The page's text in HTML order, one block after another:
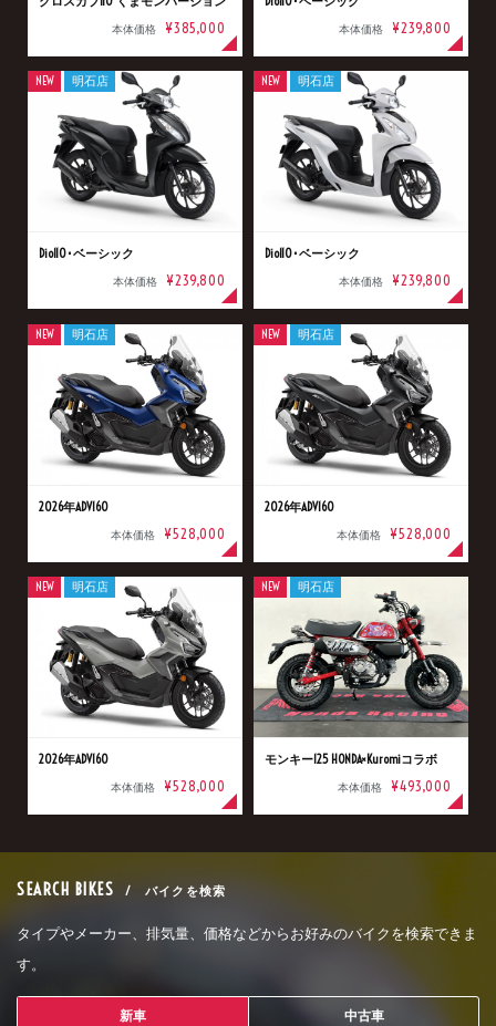
本体価格 ¥385,000 本体価格 ¥239,800
Dio110･ベーシック
本体価格 ¥239,800
NEW 明石店
Dio110･ベーシック
本体価格 ¥239,800
NEW 明石店
2026年ADV160
本体価格 ¥528,000
NEW 明石店
2026年ADV160
本体価格 ¥528,000
NEW 明石店
2026年ADV160
本体価格 ¥528,000
NEW 明石店
モンキー125 HONDA×Kuromiコラボ
本体価格 ¥493,000
NEW 明石店
SEARCH BIKES / バイクを検索
タイプやメーカー、排気量、価格などからお好みのバイクを検索できま
す。
新車 中古車